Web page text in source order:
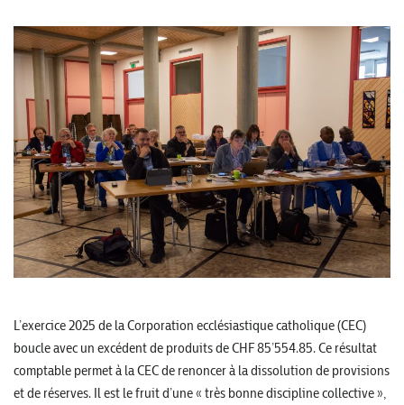
L’exercice 2025 de la Corporation ecclésiastique catholique (CEC)
boucle avec un excédent de produits de CHF 85’554.85. Ce résultat
comptable permet à la CEC de renoncer à la dissolution de provisions
et de réserves. Il est le fruit d’une « très bonne discipline collective »,